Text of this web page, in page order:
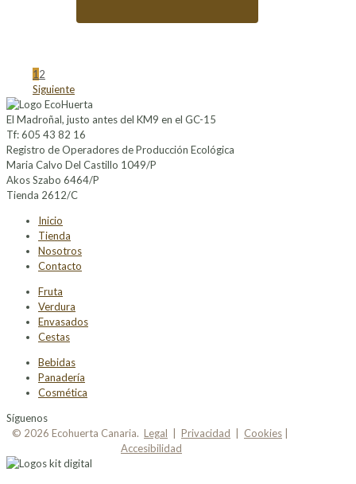
1 2
Siguiente
El Madroñal, justo antes del KM9 en el GC-15
Tf: 605 43 82 16
Registro de Operadores de Producción Ecológica
Maria Calvo Del Castillo 1049/P
Akos Szabo 6464/P
Tienda 2612/C
Inicio
Tienda
Nosotros
Contacto
Fruta
Verdura
Envasados
Cestas
Bebidas
Panadería
Cosmética
Síguenos
© 2026 Ecohuerta Canaria. Legal Privacidad Cookies
Accesibilidad